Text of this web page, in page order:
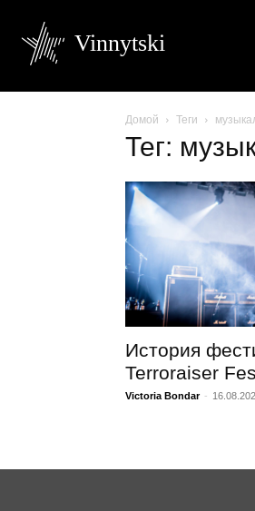
Vinnytski
Домой Теги
Тег:
История
Terroraiser
Victoria Bondar -